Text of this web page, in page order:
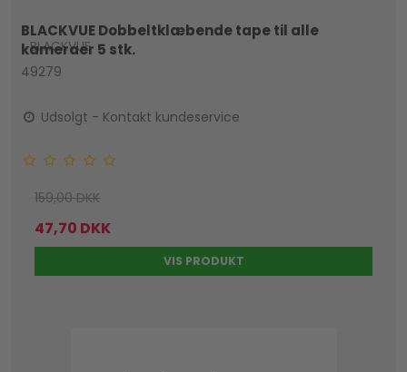
BLACKVUE Dobbeltklæbende tape til alle
kameraer 5 stk.
BLACKVUE
49279
Udsolgt - Kontakt kundeservice
159,00 DKK
47,70 DKK
VIS PRODUKT